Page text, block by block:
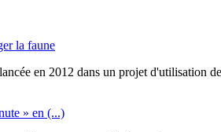
la faune
en 2012 dans un projet d'utilisation
» en (...)